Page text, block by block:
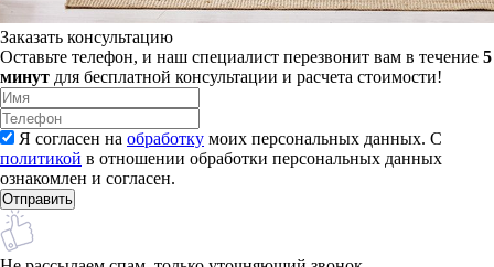
Заказать консультацию
Оставьте телефон, и наш специалист перезвонит вам в течение 5
минут для бесплатной консультации и расчета стоимости!
Я согласен на обработку моих персональных данных. С
политикой в отношении обработки персональных данных
ознакомлен и согласен.